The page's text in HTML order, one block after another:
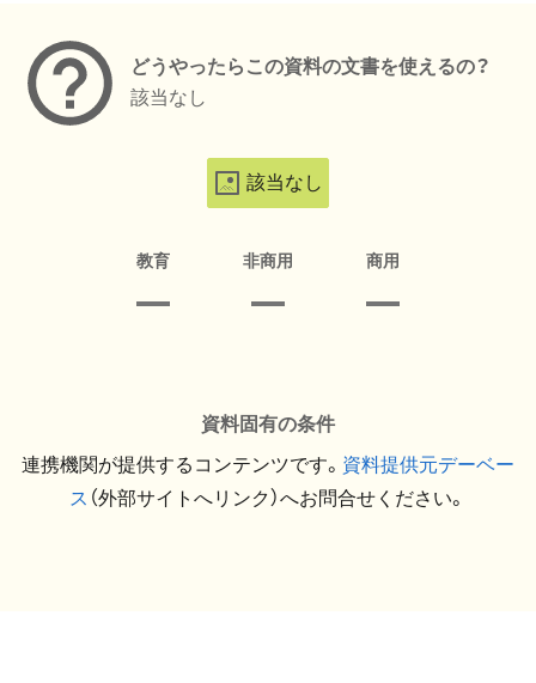
どうやったらこの資料の文書を使えるの？
該当なし
該当なし
教育 非商用 商用
資料固有の条件
連携機関が提供するコンテンツです。 資料提供元デーベー
ス （外部サイトへリンク）へお問合せください。